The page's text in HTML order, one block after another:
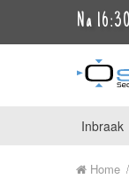
Na
Inbraak
Home